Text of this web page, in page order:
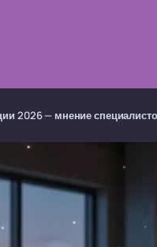
2026 — мнение